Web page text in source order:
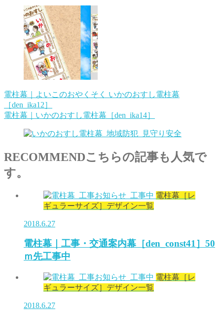
電柱幕｜よいこのおやくそく いかのおすし電柱幕
［den_ika12］
電柱幕｜いかのおすし電柱幕［den_ika14］
RECOMMENDこちらの記事も人気で
す。
電柱幕［レ
ギュラーサイズ］デザイン一覧
2018.6.27
電柱幕｜工事・交通案内幕［den_const41］50
ｍ先工事中
電柱幕［レ
ギュラーサイズ］デザイン一覧
2018.6.27